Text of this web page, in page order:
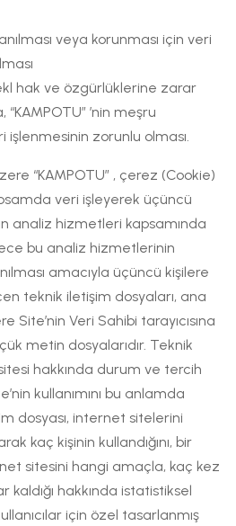
veya korunması için veri
hak ve özgürlüklerine zarar
’nin meşru
zorunlu olması.
“KAMPOTU” , çerez (Cookie)
veri işleyerek üçüncü
analiz hizmetleri kapsamında
bu analiz hizmetlerinin
amacıyla üçüncü kişilere
teknik iletişim dosyaları, ana
Veri Sahibi tarayıcısına
metin dosyalarıdır. Teknik
hakkında durum ve tercih
kullanımını bu anlamda
dosyası, internet sitelerini
kaç kişinin kullandığını, bir
sitesini hangi amaçla, kaç kez
hakkında istatistiksel
için özel tasarlanmış